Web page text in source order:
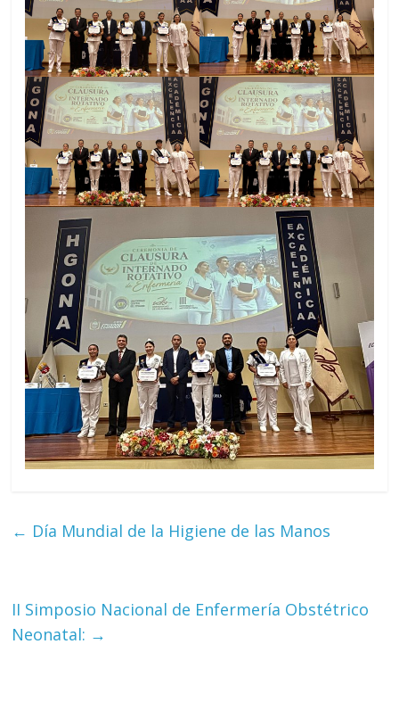
← Día Mundial de la Higiene de las Manos
II Simposio Nacional de Enfermería Obstétrico
Neonatal: →